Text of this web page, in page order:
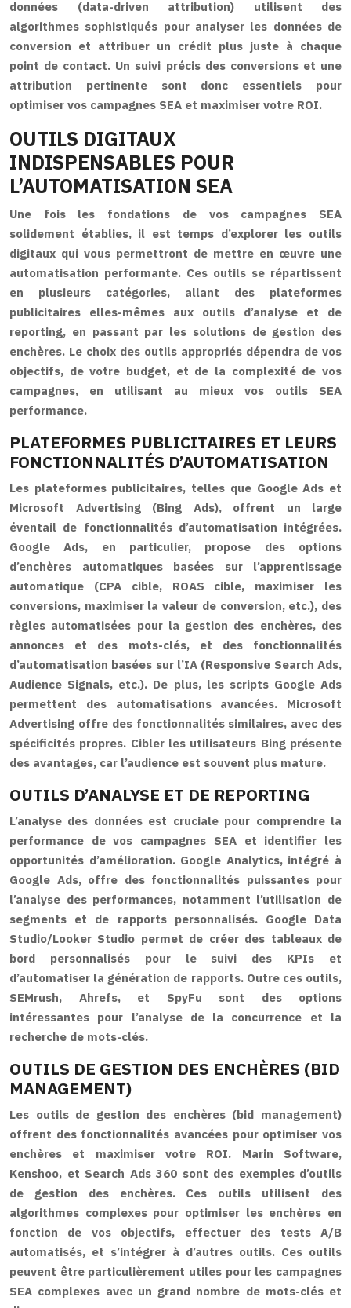
données (data-driven attribution) utilisent des
algorithmes sophistiqués pour analyser les données de
conversion et attribuer un crédit plus juste à chaque
point de contact. Un suivi précis des conversions et une
attribution pertinente sont donc essentiels pour
optimiser vos campagnes SEA et maximiser votre ROI.
OUTILS DIGITAUX
INDISPENSABLES POUR
L’AUTOMATISATION SEA
Une fois les fondations de vos campagnes SEA
solidement établies, il est temps d’explorer les outils
digitaux qui vous permettront de mettre en œuvre une
automatisation performante. Ces outils se répartissent
en plusieurs catégories, allant des plateformes
publicitaires elles-mêmes aux outils d’analyse et de
reporting, en passant par les solutions de gestion des
enchères. Le choix des outils appropriés dépendra de vos
objectifs, de votre budget, et de la complexité de vos
campagnes, en utilisant au mieux vos outils SEA
performance.
PLATEFORMES PUBLICITAIRES ET LEURS
FONCTIONNALITÉS D’AUTOMATISATION
Les plateformes publicitaires, telles que Google Ads et
Microsoft Advertising (Bing Ads), offrent un large
éventail de fonctionnalités d’automatisation intégrées.
Google Ads, en particulier, propose des options
d’enchères automatiques basées sur l’apprentissage
automatique (CPA cible, ROAS cible, maximiser les
conversions, maximiser la valeur de conversion, etc.), des
règles automatisées pour la gestion des enchères, des
annonces et des mots-clés, et des fonctionnalités
d’automatisation basées sur l’IA (Responsive Search Ads,
Audience Signals, etc.). De plus, les scripts Google Ads
permettent des automatisations avancées. Microsoft
Advertising offre des fonctionnalités similaires, avec des
spécificités propres. Cibler les utilisateurs Bing présente
des avantages, car l’audience est souvent plus mature.
OUTILS D’ANALYSE ET DE REPORTING
L’analyse des données est cruciale pour comprendre la
performance de vos campagnes SEA et identifier les
opportunités d’amélioration. Google Analytics, intégré à
Google Ads, offre des fonctionnalités puissantes pour
l’analyse des performances, notamment l’utilisation de
segments et de rapports personnalisés. Google Data
Studio/Looker Studio permet de créer des tableaux de
bord personnalisés pour le suivi des KPIs et
d’automatiser la génération de rapports. Outre ces outils,
SEMrush, Ahrefs, et SpyFu sont des options
intéressantes pour l’analyse de la concurrence et la
recherche de mots-clés.
OUTILS DE GESTION DES ENCHÈRES (BID
MANAGEMENT)
Les outils de gestion des enchères (bid management)
offrent des fonctionnalités avancées pour optimiser vos
enchères et maximiser votre ROI. Marin Software,
Kenshoo, et Search Ads 360 sont des exemples d’outils
de gestion des enchères. Ces outils utilisent des
algorithmes complexes pour optimiser les enchères en
fonction de vos objectifs, effectuer des tests A/B
automatisés, et s’intégrer à d’autres outils. Ces outils
peuvent être particulièrement utiles pour les campagnes
SEA complexes avec un grand nombre de mots-clés et